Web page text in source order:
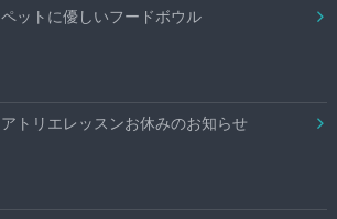
ペットに優しいフードボウル
アトリエレッスンお休みのお知らせ